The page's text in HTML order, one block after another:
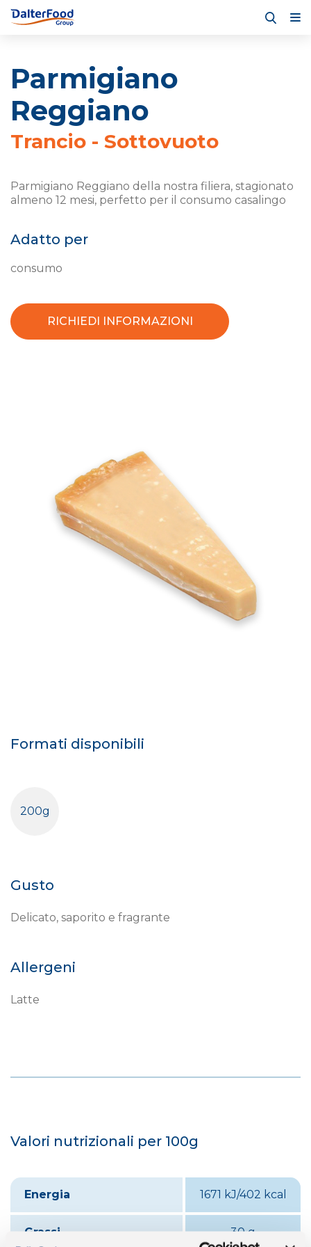
Parmigiano
Reggiano
Trancio - Sottovuoto
Parmigiano Reggiano della nostra filiera, stagionato
almeno 12 mesi, perfetto per il consumo casalingo
Adatto per
consumo
RICHIEDI INFORMAZIONI
Formati disponibili
200g
Gusto
Delicato, saporito e fragrante
Allergeni
Latte
Valori nutrizionali per 100g
Energia 1671 kJ/402 kcal
Grassi 30 g